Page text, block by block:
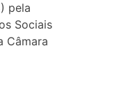
pela
Sociais
Câmara